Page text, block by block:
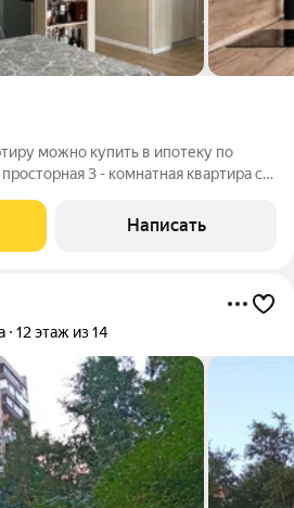
можно купить в ипотеку по
3 - комнатная квартира с
к заселению. О квартире: Кухня-
Написать
12 этаж из 14